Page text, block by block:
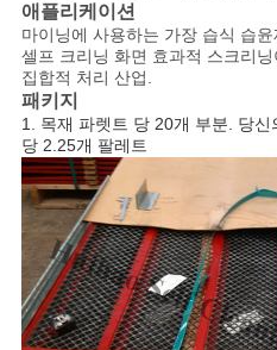
애플리케이션
마이닝에 사용하는 가장 습식 습
셀프 크리닝 화면 효과적 스크리
집합적 처리 산업.
패키지
1. 목재 파렛트 당 20개 부분. 당
당 2.25개 팔레트